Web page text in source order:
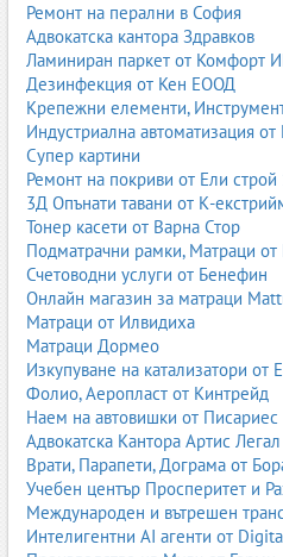
Ремонт на перални в София
Адвокатска кантора Здравков
Ламиниран паркет от Комфорт
Дезинфекция от Кен ЕООД
Крепежни елементи,
Индустриална автоматизация
Супер картини
Ремонт на покриви от Ели строй
3Д Опънати тавани от К-
Тонер касети от Варна Стор
Подматрачни рамки, Матраци от
Счетоводни услуги от Бенефин
Онлайн магазин за матраци
Матраци от Илвидиха
Матраци Дормео
Изкупуване на катализатори от
Фолио, Аеропласт от Кинтрейд
Наем на автовишки от Писариес
Адвокатска Кантора Артис Легал
Врати, Парапети, Дограма от
Учебен център Просперитет и
Международен и вътрешен
Интелигентни AI агенти от